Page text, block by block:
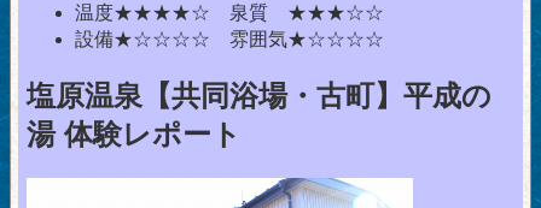
温度★★★★☆ 泉質 ★★★☆☆
設備★☆☆☆☆ 雰囲気★☆☆☆☆
塩原温泉【共同浴場・古町】平成の
湯 体験レポート